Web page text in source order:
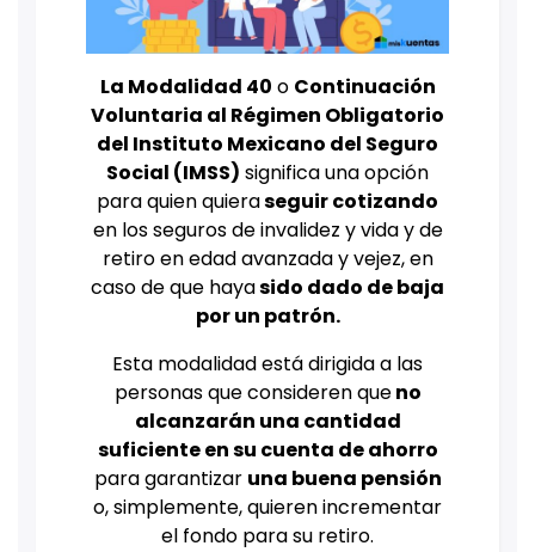
La Modalidad 40 o Continuación
Voluntaria al Régimen Obligatorio
del Instituto Mexicano del Seguro
Social (IMSS) significa una opción
para quien quieraseguir cotizando
en los seguros de invalidez y vida y de
retiro en edad avanzada y vejez, en
caso de que hayasido dado de baja
por un patrón.
Esta modalidad está dirigida a las
personas que consideren queno
alcanzarán una cantidad
suficiente en su cuenta de ahorro
para garantizar una buena pensión
o, simplemente, quieren incrementar
el fondo para su retiro.